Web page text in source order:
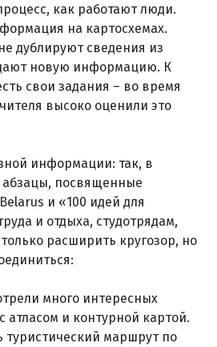
как работают люди.
на картосхемах.
дублируют сведения из
дают новую информацию. К
свои задания – во время
высоко оценили это
информации: так, в
абзацы, посвященные
и «100 идей для
и отдыха, студотрядам,
расширить кругозор, но
много интересных
атласом и контурной картой.
туристический маршрут по